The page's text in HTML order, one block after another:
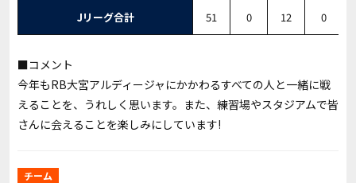
Jリーグ合計 51 0 12 0
■コメント
今年もRB大宮アルディージャにかかわるすべての人と一緒に戦
えることを、うれしく思います。また、練習場やスタジアムで皆
さんに会えることを楽しみにしています!
チーム